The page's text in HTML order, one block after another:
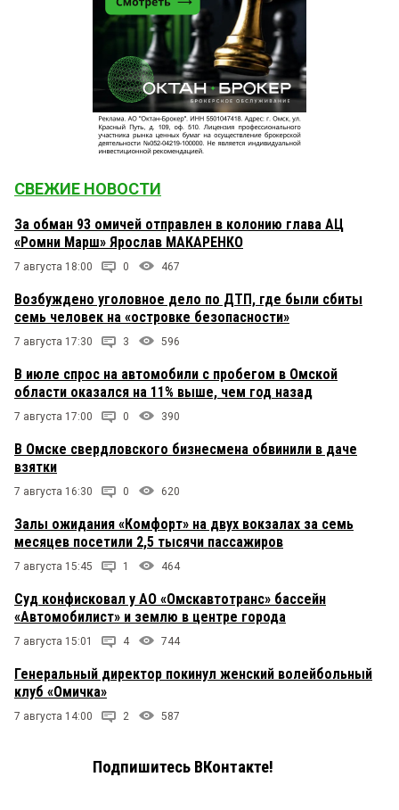
СВЕЖИЕ НОВОСТИ
За обман 93 омичей отправлен в колонию глава АЦ
«Ромни Марш» Ярослав МАКАРЕНКО
7 августа 18:00 0 467
Возбуждено уголовное дело по ДТП, где были сбиты
семь человек на «островке безопасности»
7 августа 17:30 3 596
В июле спрос на автомобили с пробегом в Омской
области оказался на 11% выше, чем год назад
7 августа 17:00 0 390
В Омске свердловского бизнесмена обвинили в даче
взятки
7 августа 16:30 0 620
Залы ожидания «Комфорт» на двух вокзалах за семь
месяцев посетили 2,5 тысячи пассажиров
7 августа 15:45 1 464
Суд конфисковал у АО «Омскавтотранс» бассейн
«Автомобилист» и землю в центре города
7 августа 15:01 4 744
Генеральный директор покинул женский волейбольный
клуб «Омичка»
7 августа 14:00 2 587
Подпишитесь ВКонтакте!